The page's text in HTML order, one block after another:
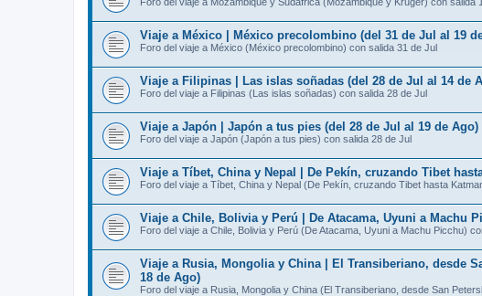
Viaje a México | México precolombino (del 31 de Jul al 19
Foro del viaje a México (México precolombino) con salida 31 de Jul
Viaje a Filipinas | Las islas soñadas (del 28 de Jul al 14 de
Foro del viaje a Filipinas (Las islas soñadas) con salida 28 de Jul
Viaje a Japón | Japón a tus pies (del 28 de Jul al 19 de Ago)
Foro del viaje a Japón (Japón a tus pies) con salida 28 de Jul
Viaje a Tíbet, China y Nepal | De Pekín, cruzando Tibet
Foro del viaje a Tíbet, China y Nepal (De Pekín, cruzando Tibet hasta
Viaje a Chile, Bolivia y Perú | De Atacama, Uyuni a Machu
Foro del viaje a Chile, Bolivia y Perú (De Atacama, Uyuni a Machu Picchu)
Viaje a Rusia, Mongolia y China | El Transiberiano, desde
18 de Ago)
Foro del viaje a Rusia, Mongolia y China (El Transiberiano, desde San